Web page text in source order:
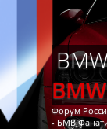
BMW
Форум
- БМВ